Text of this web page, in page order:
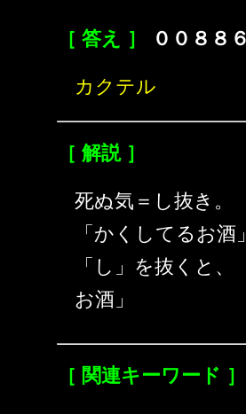
［ 答え ］ ００８８
カクテル
［ 解説 ］
死ぬ気＝し抜き。
「かくしてるお酒
「し」を抜くと、
お酒」
［ 関連キーワード ］